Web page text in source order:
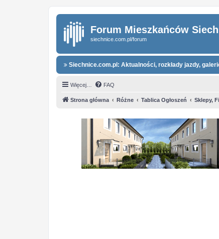
Forum Mieszkańców
siechnice.com.pl/forum
Siechnice.com.pl: Aktualności, rozkłady jazdy,
Więcej… FAQ
Strona główna Różne Tablica Ogłoszeń Sklepy,